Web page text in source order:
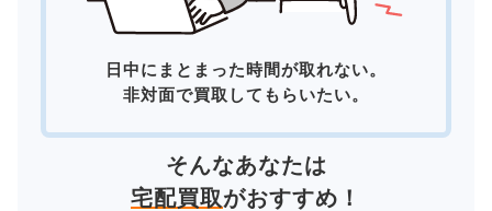
日中にまとまった時間が取れない。
非対面で買取してもらいたい。
そんなあなたは
宅配買取がおすすめ！